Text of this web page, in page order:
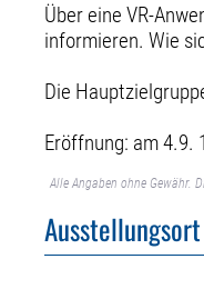
Über eine VR-
informieren. Wie
Die
Eröffnung: am 4.9.
Alle Angaben ohne Gewähr.
Ausstellungsort